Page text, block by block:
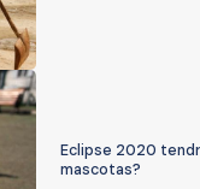
Eclipse 2020
mascotas?